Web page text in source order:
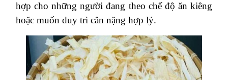
hợp cho những người đang theo chế độ ăn kiêng
hoặc muốn duy trì cân nặng hợp lý.